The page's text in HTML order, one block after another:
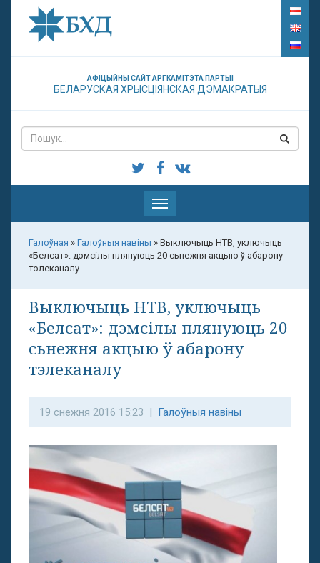
АФІЦЫЙНЫ САЙТ АРГКАМІТЭТА ПАРТЫІ
БЕЛАРУСКАЯ ХРЫСЦІЯНСКАЯ ДЭМАКРАТЫЯ
Паказаць
меню
Галоўная » Галоўныя навіны » Выключыць НТВ, уключыць
«Белсат»: дэмсілы плянуюць 20 сьнежня акцыю ў абарону
тэлеканалу
Выключыць НТВ, уключыць
«Белсат»: дэмсілы плянуюць 20
сьнежня акцыю ў абарону
тэлеканалу
19 снежня 2016 15:23 | Галоўныя навіны